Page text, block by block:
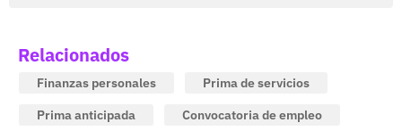
Relacionados
Finanzas personales
Prima de servicios
Prima anticipada
Convocatoria de empleo